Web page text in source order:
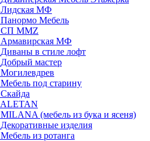
Лидская МФ
Панормо Мебель
СП ММZ
Армавирская МФ
Диваны в стиле лофт
Добрый мастер
Могилевдрев
Мебель под старину
Скайда
ALETAN
MILANA (мебель из бука и ясеня)
Декоративные изделия
Мебель из ротанга